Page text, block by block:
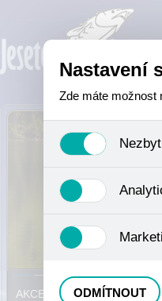
AKCE, SLEVY, VÝPRODEJ
Nastavení
Zde máte možnost
se mimo jiné k
není zapotřebí Váš
nejedná o osobní
odkazy, prohlížené
ODMÍTNOUT